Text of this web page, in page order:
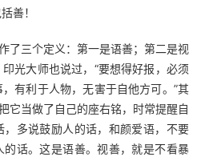
善！
了三个定义：第一是语善；第二是视
光大师也说过，“要想得好报，必须
有利于人物，无害于自他方可。”其
它当做了自己的座右铭，时常提醒自
，多说鼓励人的话，和颜爱语，不要
话。这是语善。视善，就是不看暴